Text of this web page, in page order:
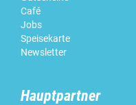
Café
Jobs
Speisekarte
Newsletter
Hauptpartner